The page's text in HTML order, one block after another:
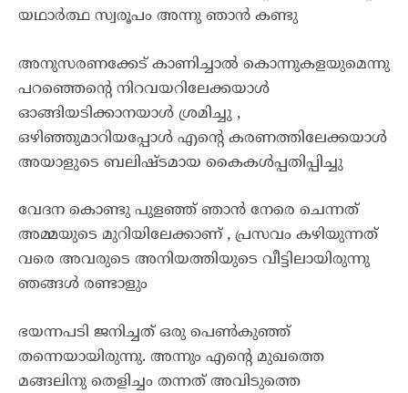
യഥാർത്ഥ സ്വരൂപം അന്നു ഞാൻ കണ്ടു
അനുസരണക്കേട് കാണിച്ചാൽ കൊന്നുകളയുമെന്നു
പറഞ്ഞെന്റെ നിറവയറിലേക്കയാൾ
ഓങ്ങിയടിക്കാനയാൾ ശ്രമിച്ചു ,
ഒഴിഞ്ഞുമാറിയപ്പോൾ എന്റെ കരണത്തിലേക്കയാൾ
അയാളുടെ ബലിഷ്ടമായ കൈകൾപ്പതിപ്പിച്ചു
വേദന കൊണ്ടു പുളഞ്ഞ് ഞാൻ നേരെ ചെന്നത്
അമ്മയുടെ മുറിയിലേക്കാണ് , പ്രസവം കഴിയുന്നത്
വരെ അവരുടെ അനിയത്തിയുടെ വീട്ടിലായിരുന്നു
ഞങ്ങൾ രണ്ടാളും
ഭയന്നപടി ജനിച്ചത് ഒരു പെൺകുഞ്ഞ്
തന്നെയായിരുന്നു. അന്നും എന്റെ മുഖത്തെ
മങ്ങലിനു തെളിച്ചം തന്നത് അവിടുത്തെ